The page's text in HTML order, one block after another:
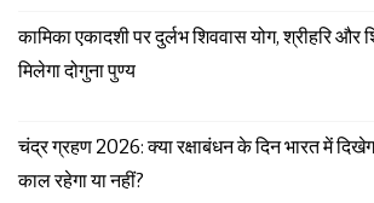
कामिका एकादशी पर दुर्लभ शिववास योग, श्रीहरि और
मिलेगा दोगुना पुण्य
चंद्र ग्रहण 2026: क्या रक्षाबंधन के दिन भारत में
काल रहेगा या नहीं?